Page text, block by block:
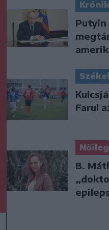
Putyin
Farul
Nőileg
B.